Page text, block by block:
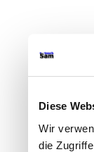
Diese
Wir
die